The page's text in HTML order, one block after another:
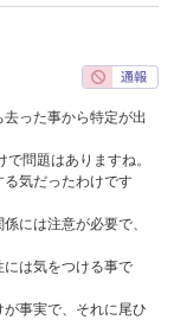
った事から特定が出
問題はありますね。
気だったわけです
には注意が必要で、
は気をつける事で
事実で、それに尾ひ